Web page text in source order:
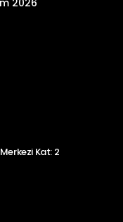
Kat: 2